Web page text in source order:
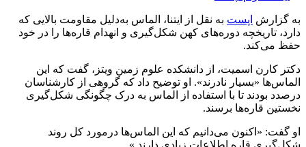
به گزارش اپست به نقل از ایتنا، الماس به‌دلیل مقاومت بالایی که
دارد، تاریخچه دوره‌های کهن شکل‌گیری و انهدام قاره‌ها را در خود
حفظ می‌کند.
دکتر کارن اسمیت، از دانشکده علوم زمین ویتز، گفت که این
الماس‌ها «بسیار نادرند»‌. او توضیح داد که گروهی از کارشناسان
درصدد بودند تا با استفاده از الماس به درک چگونگی شکل‌گیری
نخستین قاره‌ها برسند.
او گفت: «اکنون می‌دانیم که این الماس‌ها درمورد کل روند